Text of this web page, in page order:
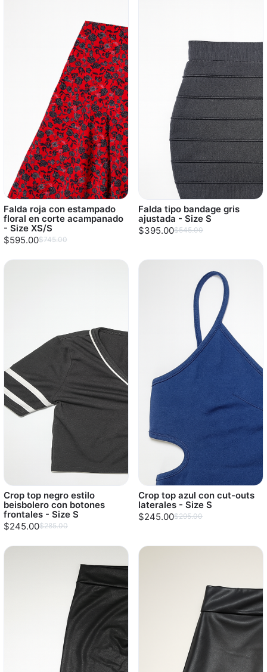
Falda roja con estampado
floral en corte acampanado
- Size XS/S
$595.00$745.00
Falda tipo bandage gris
ajustada - Size S
$395.00$545.00
Crop top negro estilo
beisbolero con botones
frontales - Size S
$245.00$285.00
Crop top azul con cut-outs
laterales - Size S
$245.00$295.00